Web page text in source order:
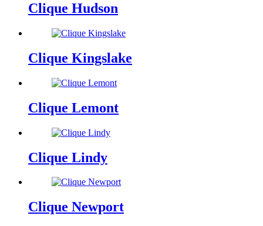
Clique Hudson
Clique Kingslake
Clique Lemont
Clique Lindy
Clique Newport